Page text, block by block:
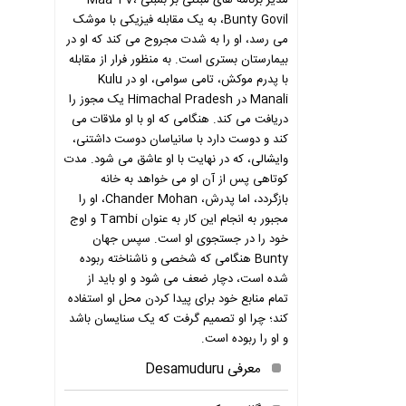
Bunty Govil، به یک مقابله فیزیکی با موشک
می رسد، او را به شدت مجروح می کند که او در
بیمارستان بستری است. به منظور فرار از مقابله
با پدرم موکش، تامی سوامی، او در Kulu
Manali در Himachal Pradesh یک مجوز را
دریافت می کند. هنگامی که او با او ملاقات می
کند و دوست دارد با سانیاسان دوست داشتنی،
وایشالی، که در نهایت با او عاشق می شود. مدت
کوتاهی پس از آن او می خواهد به خانه
بازگردد، اما پدرش، Chander Mohan، او را
مجبور به انجام این کار به عنوان Tambi و اوج
خود را در جستجوی او است. سپس جهان
Bunty هنگامی که شخصی و ناشناخته ربوده
شده است، دچار ضعف می شود و او باید از
تمام منابع خود برای پیدا کردن محل او استفاده
کند؛ چرا او تصمیم گرفت که یک سنایسان باشد
و او را ربوده است.
معرفی Desamuduru